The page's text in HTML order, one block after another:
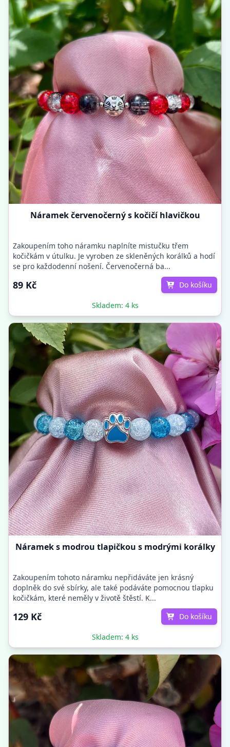
Náramek červenočerný s kočičí hlavičkou
Zakoupením toho náramku naplníte mistučku třem
kočičkám v útulku. Je vyroben ze skleněných korálků a hodí
se pro každodenní nošení. Červenočerná ba...
89 Kč Do košíku
Skladem: 4 ks
Náramek s modrou tlapičkou s modrými korálky
Zakoupením tohoto náramku nepřidáváte jen krásný
doplněk do své sbírky, ale také podáváte pomocnou tlapku
kočičkám, které neměly v životě štěstí. K...
129 Kč Do košíku
Skladem: 4 ks